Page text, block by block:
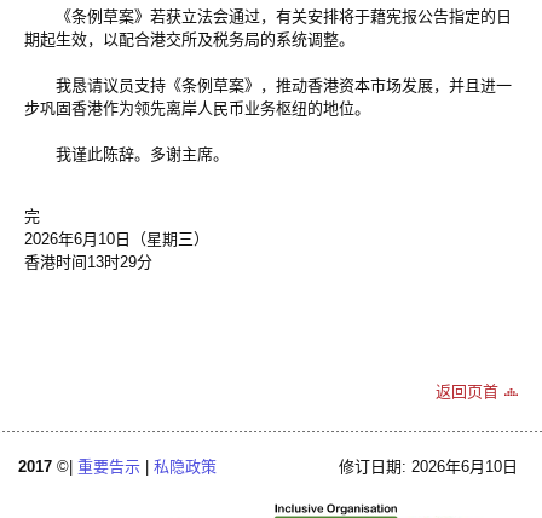
《条例草案》若获立法会通过，有关安排将于藉宪报公告指定的日
期起生效，以配合港交所及税务局的系统调整。
我恳请议员支持《条例草案》，推动香港资本市场发展，并且进一
步巩固香港作为领先离岸人民币业务枢纽的地位。
我谨此陈辞。多谢主席。
完
2026年6月10日（星期三）
香港时间13时29分
返回页首
2017 ©| 重要告示 私隐政策 修订日期: 2026年6月10日